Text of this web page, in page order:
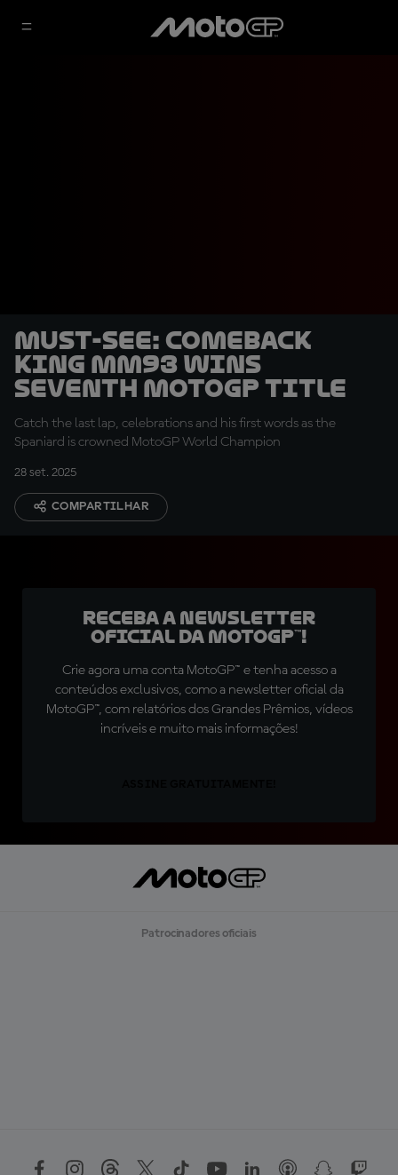
MUST-SEE: Comeback
King MM93 wins
seventh MotoGP title
Catch the last lap, celebrations and his first words as the
Spaniard is crowned MotoGP World Champion
28 set. 2025
COMPARTILHAR
Receba a newsletter
oficial da MotoGP™!
Crie agora uma conta MotoGP™ e tenha acesso a
conteúdos exclusivos, como a newsletter oficial da
MotoGP™, com relatórios dos Grandes Prêmios, vídeos
incríveis e muito mais informações!
Patrocinadores oficiais